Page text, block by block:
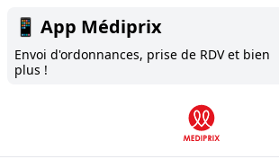
📱 App Médiprix
Envoi d'ordonnances, prise de RDV et bien
plus !